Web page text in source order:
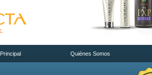
Principal Quiénes Somos